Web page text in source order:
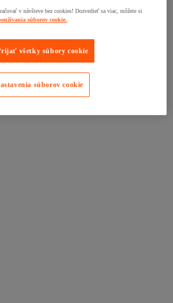
v návšteve bez cookies! Dozvedieť sa viac, môžete si
súborov cookie.
všetky súbory cookie
súborov cookie